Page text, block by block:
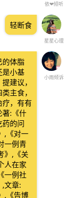
依❤倾听
星星心理
轻断食
小雨倾诉
的体脂
是小基
建议，
主食，
，有有
著:《什
药的问
,《对一
一例青
》,《关
人在家
一例社
文章:
,《告博